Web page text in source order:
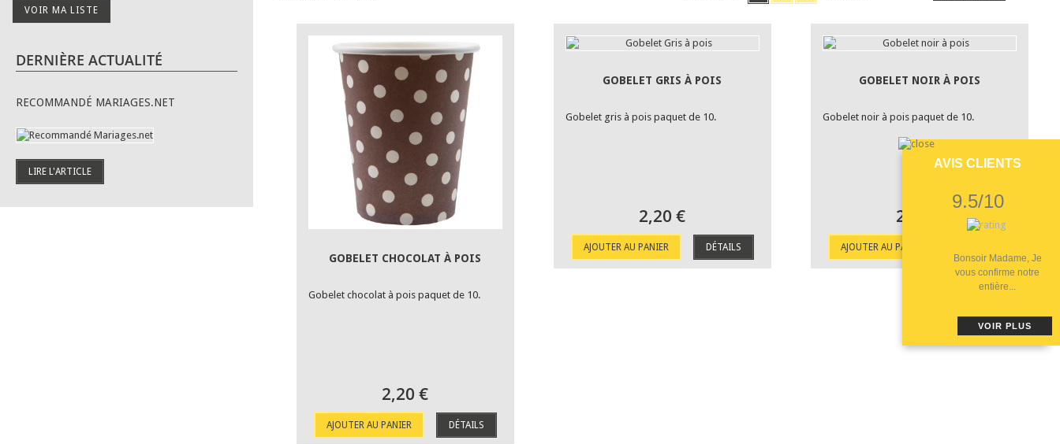
VOIR MA LISTE
DERNIÈRE ACTUALITÉ
RECOMMANDÉ MARIAGES.NET
LIRE L'ARTICLE
GOBELET CHOCOLAT À POIS
Gobelet chocolat à pois paquet de 10.
2,20 €
AJOUTER AU PANIER DÉTAILS
GOBELET GRIS À POIS
Gobelet gris à pois paquet de 10.
2,20 €
AJOUTER AU PANIER DÉTAILS
GOBELET NOIR À POIS
Gobelet noir à pois paquet de 10.
2,20 €
AJOUTER AU PANIER
AVIS CLIENTS
9.5/10
Bonsoir Madame, Je
vous confirme notre
entière...
VOIR PLUS